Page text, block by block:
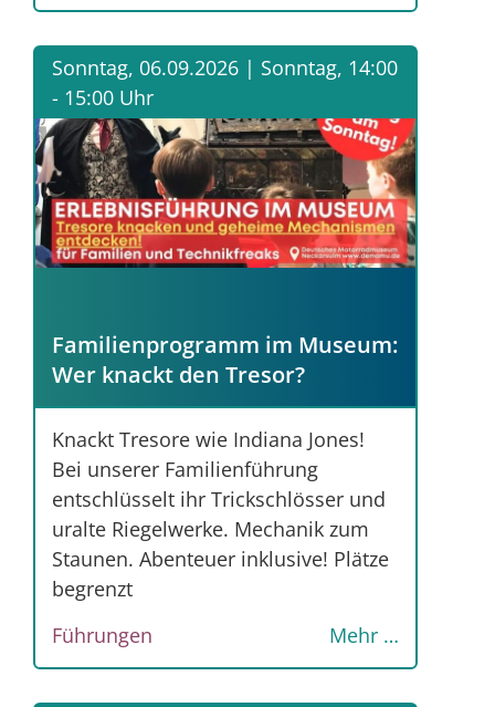
Sonntag, 06.09.2026 | Sonntag, 14:00
- 15:00 Uhr
Familienprogramm im Museum:
Wer knackt den Tresor?
Knackt Tresore wie Indiana Jones!
Bei unserer Familienführung
entschlüsselt ihr Trickschlösser und
uralte Riegelwerke. Mechanik zum
Staunen. Abenteuer inklusive! Plätze
begrenzt
Führungen
Mehr …